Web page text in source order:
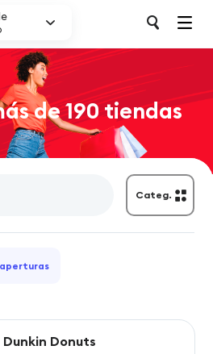
de 190 tiendas
Categ.
Dunkin Donuts